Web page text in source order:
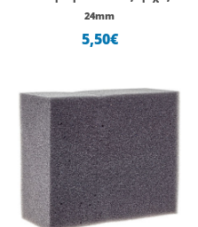
24mm
5,50€